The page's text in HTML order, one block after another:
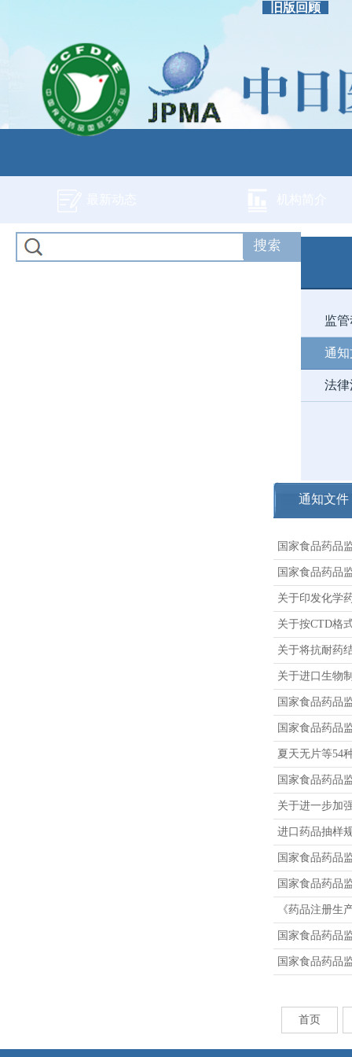
旧版回顾
监
通
法
通知文件
国家食品药品
国家食品药品
关于印发化学
关于按CTD格
关于将抗耐药
关于进口生物
国家食品药品
国家食品药品
夏天无片等54
国家食品药品
关于进一步加
进口药品抽样
国家食品药品
国家食品药品
《药品注册生
国家食品药品
国家食品药品
首页